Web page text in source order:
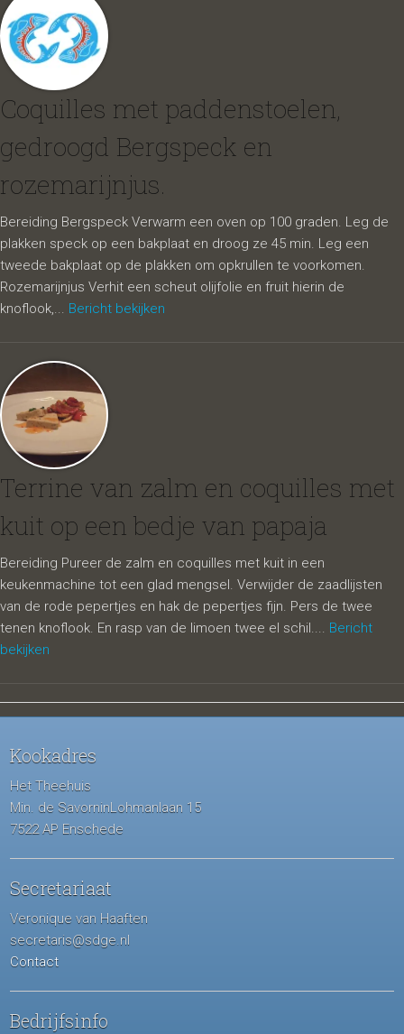
Coquilles met paddenstoelen,
gedroogd Bergspeck en
rozemarijnjus.
Bereiding Bergspeck Verwarm een oven op 100 graden. Leg de
plakken speck op een bakplaat en droog ze 45 min. Leg een
tweede bakplaat op de plakken om opkrullen te voorkomen.
Rozemarijnjus Verhit een scheut olijfolie en fruit hierin de
knoflook,... Bericht bekijken
Terrine van zalm en coquilles met
kuit op een bedje van papaja
Bereiding Pureer de zalm en coquilles met kuit in een
keukenmachine tot een glad mengsel. Verwijder de zaadlijsten
van de rode pepertjes en hak de pepertjes fijn. Pers de twee
tenen knoflook. En rasp van de limoen twee el schil.... Bericht
bekijken
Kookadres
Het Theehuis
Min. de SavorninLohmanlaan 15
7522 AP Enschede
Secretariaat
Veronique van Haaften
secretaris@sdge.nl
Contact
Bedrijfsinfo